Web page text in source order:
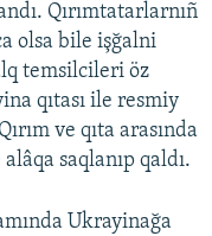
Qırımtatarlarnıñ
olsa bile işğalni
temsilcileri öz
qıtası ile resmiy
ve qıta arasında
saqlanıp qaldı.
Ukrayinağa